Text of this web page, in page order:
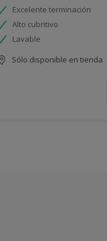
Excelente terminación
Alto cubritivo
Lavable
Sólo disponible en tienda